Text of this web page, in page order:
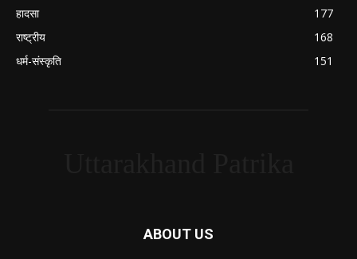
हादसा
177
राष्ट्रीय
168
धर्म-संस्कृति
151
ABOUT US